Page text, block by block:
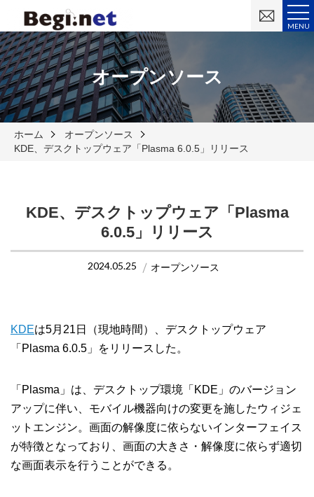
MENU
い
オープンソース
ホーム
オープンソース
KDE、デスクトップウェア「Plasma 6.0.5」リリース
KDE、デスクトップウェア「Plasma
6.0.5」リリース
2024.05.25 オープンソース
KDEは5月21日（現地時間）、デスクトップウェア
「Plasma 6.0.5」をリリースした。
「Plasma」は、デスクトップ環境「KDE」のバージョン
アップに伴い、モバイル機器向けの変更を施したウィジェ
ットエンジン。画面の解像度に依らないインターフェイス
が特徴となっており、画面の大きさ・解像度に依らず適切
な画面表示を行うことができる。